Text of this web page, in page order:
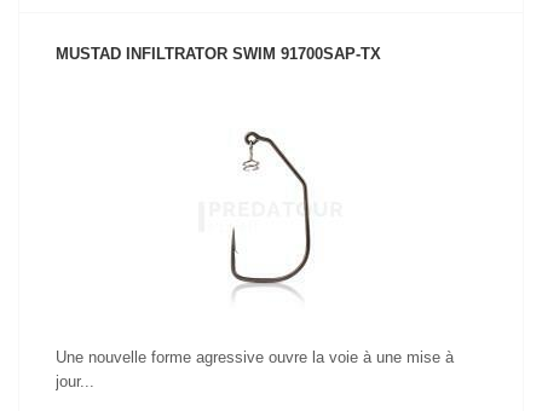
MUSTAD INFILTRATOR SWIM 91700SAP-TX
VOIR LE PRODUIT
Une nouvelle forme agressive ouvre la voie à une mise à
jour...